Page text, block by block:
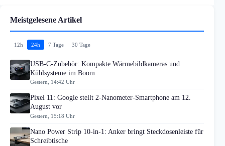
Meistgelesene Artikel
12h 24h 7 Tage 30 Tage
USB-C-Zubehör: Kompakte Wärmebildkameras und
Kühlsysteme im Boom
Gestern, 14:42 Uhr
Pixel 11: Google stellt 2-Nanometer-Smartphone am 12.
August vor
Gestern, 15:18 Uhr
Nano Power Strip 10-in-1: Anker bringt Steckdosenleiste für
Schreibtische